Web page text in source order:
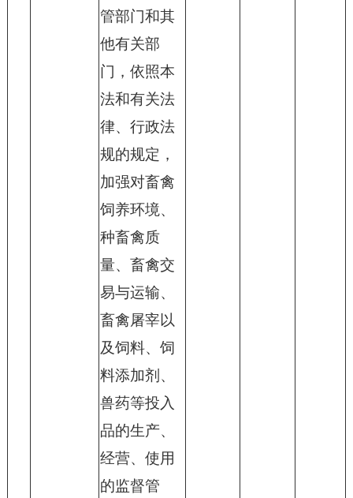
管部门和其
他有关部
门，依照本
法和有关法
律、行政法
规的规定，
加强对畜禽
饲养环境、
种畜禽质
量、畜禽交
易与运输、
畜禽屠宰以
及饲料、饲
料添加剂、
兽药等投入
品的生产、
经营、使用
的监督管